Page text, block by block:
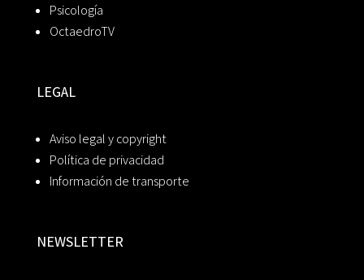
Psicología
OctaedroTV
LEGAL
Aviso legal y copyright
Política de privacidad
Información de transporte
NEWSLETTER